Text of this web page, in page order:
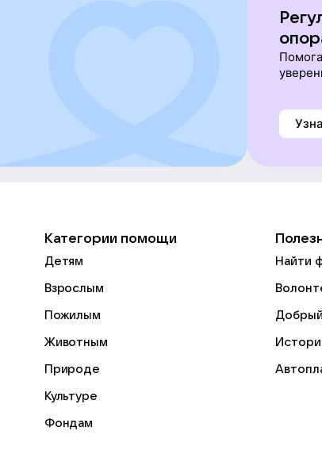
Категории помощи
Детям
Взрослым
Пожилым
Животным
Природе
Культуре
Фондам
Найти